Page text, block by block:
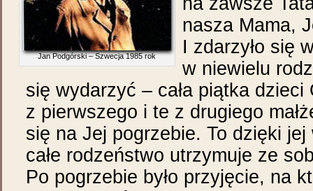
Jan Podgórski – Szwecja 1985 rok
nasza Mama,
I zdarzyło się
w niewielu
się wydarzyć – cała piątka dzieci
z pierwszego i te z drugiego
się na Jej pogrzebie. To dzięki
całe rodzeństwo utrzymuje ze
Po pogrzebie było przyjęcie, na